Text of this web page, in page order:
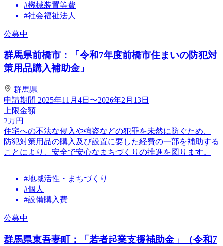
#機械装置等費
#社会福祉法人
公募中
群馬県前橋市：「令和7年度前橋市住まいの防犯対
策用品購入補助金」
群馬県
申請期間 2025年11月4日〜2026年2月13日
上限金額
2万円
住宅への不法な侵入や強盗などの犯罪を未然に防ぐため、
防犯対策用品の購入及び設置に要した経費の一部を補助する
ことにより、安全で安心なまちづくりの推進を図ります。
#地域活性・まちづくり
#個人
#設備購入費
公募中
群馬県東吾妻町：「若者起業支援補助金」（令和7